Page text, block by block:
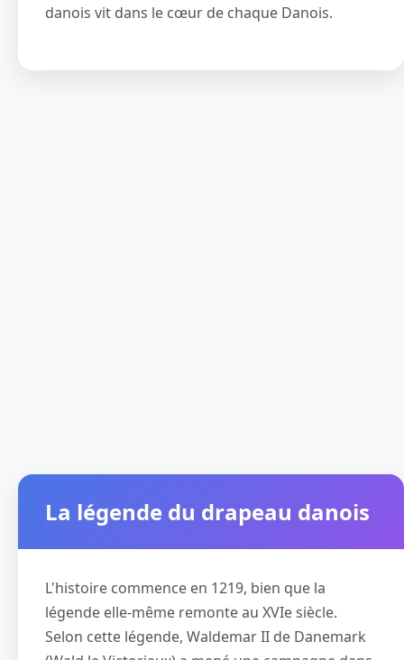
danois vit dans le cœur de chaque Danois.
La légende du drapeau danois
L'histoire commence en 1219, bien que la
légende elle-même remonte au XVIe siècle.
Selon cette légende, Waldemar II de Danemark